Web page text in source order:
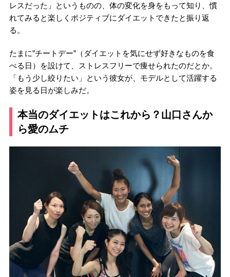
レスだった」というものの、体の変化を身をもって知り、慣
れてみると楽しくポジティブにダイエットできたと振り返
る。
たまに”チートデー”（ダイエットを気にせず好きなものを食
べる日）を設けて、ストレスフリーで痩せられたのだとか。
「もう少し絞りたい」という彼女が、モデルとして活躍する
姿を見る日が楽しみだ。
本当のダイエットはこれから？山口さんか
ら愛のムチ